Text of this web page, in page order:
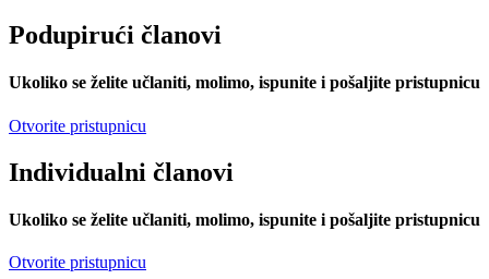
Podupirući članovi
Ukoliko se želite učlaniti, molimo, ispunite i pošaljite pristupnicu
Otvorite pristupnicu
Individualni članovi
Ukoliko se želite učlaniti, molimo, ispunite i pošaljite pristupnicu
Otvorite pristupnicu